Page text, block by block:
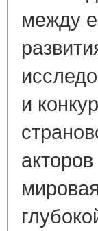
между
и